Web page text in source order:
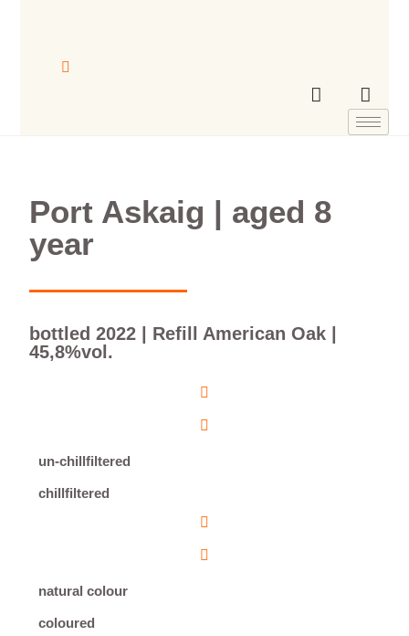
Port Askaig | aged 8
year
bottled 2022 | Refill American Oak |
45,8%vol.
un-chillfiltered
chillfiltered
natural colour
coloured